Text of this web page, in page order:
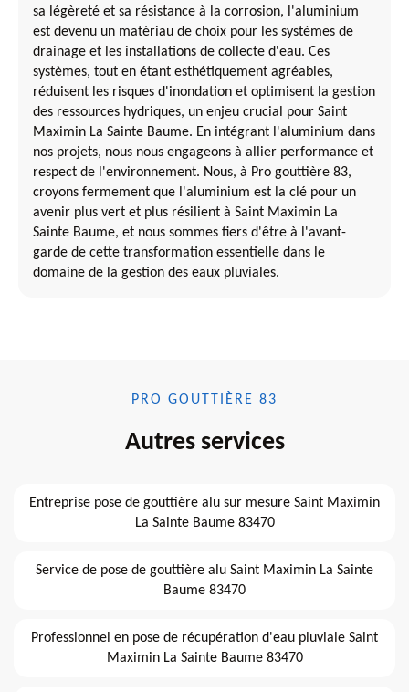
sa légèreté et sa résistance à la corrosion, l'aluminium
est devenu un matériau de choix pour les systèmes de
drainage et les installations de collecte d'eau. Ces
systèmes, tout en étant esthétiquement agréables,
réduisent les risques d'inondation et optimisent la gestion
des ressources hydriques, un enjeu crucial pour Saint
Maximin La Sainte Baume. En intégrant l'aluminium dans
nos projets, nous nous engageons à allier performance et
respect de l'environnement. Nous, à Pro gouttière 83,
croyons fermement que l'aluminium est la clé pour un
avenir plus vert et plus résilient à Saint Maximin La
Sainte Baume, et nous sommes fiers d'être à l'avant-
garde de cette transformation essentielle dans le
domaine de la gestion des eaux pluviales.
PRO GOUTTIÈRE 83
Autres services
Entreprise pose de gouttière alu sur mesure Saint Maximin
La Sainte Baume 83470
Service de pose de gouttière alu Saint Maximin La Sainte
Baume 83470
Professionnel en pose de récupération d'eau pluviale Saint
Maximin La Sainte Baume 83470